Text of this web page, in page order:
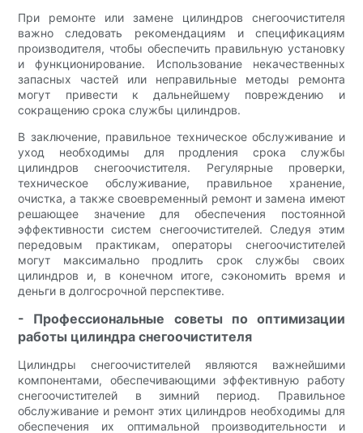
При ремонте или замене цилиндров снегоочистителя
важно следовать рекомендациям и спецификациям
производителя, чтобы обеспечить правильную установку
и функционирование. Использование некачественных
запасных частей или неправильные методы ремонта
могут привести к дальнейшему повреждению и
сокращению срока службы цилиндров.
В заключение, правильное техническое обслуживание и
уход необходимы для продления срока службы
цилиндров снегоочистителя. Регулярные проверки,
техническое обслуживание, правильное хранение,
очистка, а также своевременный ремонт и замена имеют
решающее значение для обеспечения постоянной
эффективности систем снегоочистителей. Следуя этим
передовым практикам, операторы снегоочистителей
могут максимально продлить срок службы своих
цилиндров и, в конечном итоге, сэкономить время и
деньги в долгосрочной перспективе.
- Профессиональные советы по оптимизации
работы цилиндра снегоочистителя
Цилиндры снегоочистителей являются важнейшими
компонентами, обеспечивающими эффективную работу
снегоочистителей в зимний период. Правильное
обслуживание и ремонт этих цилиндров необходимы для
обеспечения их оптимальной производительности и